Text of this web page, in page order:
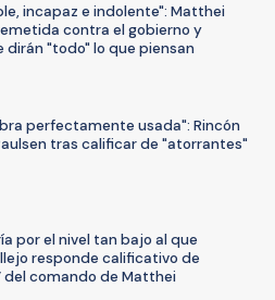
incapaz e indolente": Matthei
contra el gobierno y
dirán "todo" lo que piensan
perfectamente usada": Rincón
tras calificar de "atorrantes"
por el nivel tan bajo al que
responde calificativo de
del comando de Matthei